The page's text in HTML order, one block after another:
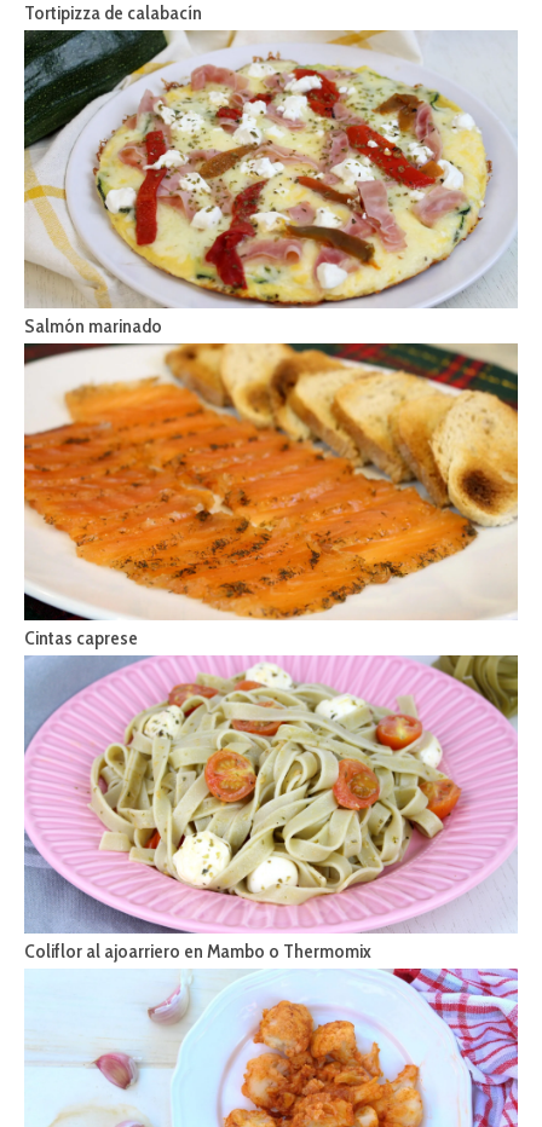
Tortipizza de calabacín
Salmón marinado
Cintas caprese
Coliflor al ajoarriero en Mambo o Thermomix